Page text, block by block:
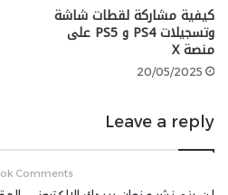
والجسم أكثر تفصيلاً وتعبيرًا.
لاعبي الكمبيوتر الشخصي يجب
Steam بشبكة PlayStation.
كيفية مشاركة لقطات شاشة
وتسجيلات PS4 و PS5 على
منصة X
20/05/2025
Leave a reply
Comments